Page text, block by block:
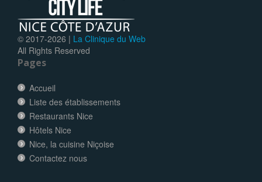
© 2017-2026 | La Clinique du Web
All Rights Reserved
Pages
Accueil
Liste des établissements
Restaurants Nice
Hôtels Nice
Nice, la cuisine Niçoise
Contactez nous